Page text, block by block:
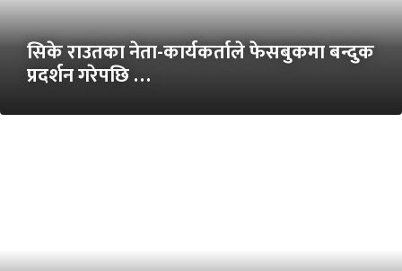
सिके राउतका नेता-कार्यकर्ताले फेसबुकमा बन्दुक
प्रदर्शन गरेपछि …